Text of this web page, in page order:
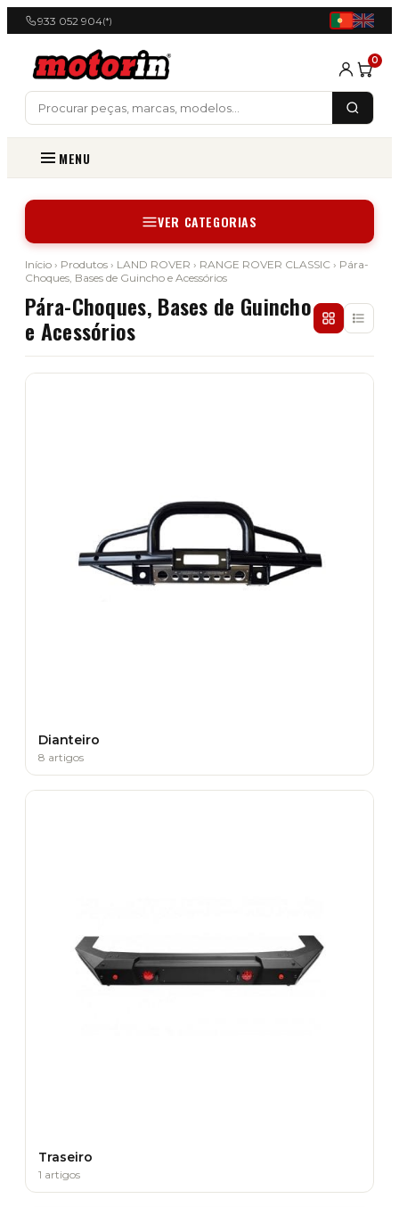
933 052 904(*)
0
MENU
VER CATEGORIAS
Início › Produtos › LAND ROVER › RANGE ROVER CLASSIC › Pára-
Choques, Bases de Guincho e Acessórios
Pára-Choques, Bases de Guincho
e Acessórios
Dianteiro
8 artigos
Traseiro
1 artigos